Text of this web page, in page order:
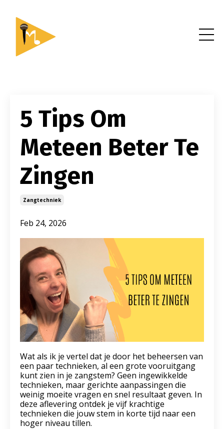
5 Tips Om
Meteen Beter Te
Zingen
Zangtechniek
Feb 24, 2026
Wat als ik je vertel dat je door het beheersen van
een paar technieken, al een grote vooruitgang
kunt zien in je zangstem? Geen ingewikkelde
technieken, maar gerichte aanpassingen die
weinig moeite vragen en snel resultaat geven. In
deze aflevering ontdek je vijf krachtige
technieken die jouw stem in korte tijd naar een
hoger niveau tillen.